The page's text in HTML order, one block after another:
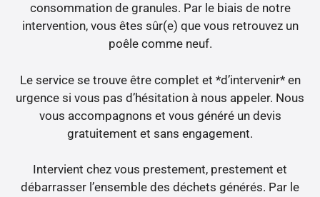
consommation de granules. Par le biais de notre
intervention, vous êtes sûr(e) que vous retrouvez un
poêle comme neuf.
Le service se trouve être complet et *d’intervenir* en
urgence si vous pas d’hésitation à nous appeler. Nous
vous accompagnons et vous généré un devis
gratuitement et sans engagement.
Intervient chez vous prestement, prestement et
débarrasser l’ensemble des déchets générés. Par le